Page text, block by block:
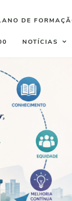
DE
NOTÍCIAS